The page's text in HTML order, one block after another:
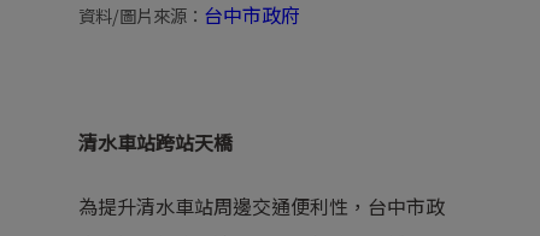
資料/圖片來源 ： 台中市政府
清水車站跨站天橋
為提升清水車站周邊交通便利性，台中市政